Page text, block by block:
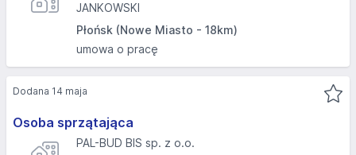
JANKOWSKI
Płońsk (Nowe Miasto - 18km)
umowa o pracę
Osoba sprzątająca
PAL-BUD BIS sp. z o.o.
Dodana 14 maja